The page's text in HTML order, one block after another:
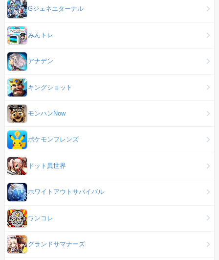
Gジェネエターナル
みんトレ
アナデン
キングショット
モンハンNow
ポケモンフレンズ
ドット異世界
ホワイトアウトサバイバル
ワンコレ
グランドサマナーズ